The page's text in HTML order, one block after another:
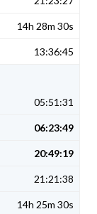
14h 28m 30s
13:36:45
05:51:31
06:23:49
20:49:19
21:21:38
14h 25m 30s